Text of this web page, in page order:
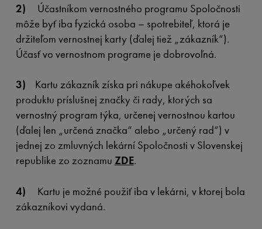
2) Účastníkom vernostného programu Spoločnosti
môže byť iba fyzická osoba – spotrebiteľ, ktorá je
držiteľom vernostnej karty (ďalej tiež „zákazník“).
Účasť vo vernostnom programe je dobrovoľná.
3) Kartu zákazník získa pri nákupe akéhokoľvek
produktu príslušnej značky či rady, ktorých sa
vernostný program týka, určenej vernostnou kartou
(ďalej len „určená značka“ alebo „určený rad“) v
jednej zo zmluvných lekární Spoločnosti v Slovenskej
republike zo zoznamu ZDE.
4) Kartu je možné použiť iba v lekárni, v ktorej bola
zákazníkovi vydaná.